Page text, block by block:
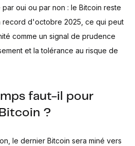
oui ou par non : le Bitcoin reste
record d'octobre 2025, ce qui peut
comme un signal de prudence
et la tolérance au risque de
faut-il pour
?
le dernier Bitcoin sera miné vers